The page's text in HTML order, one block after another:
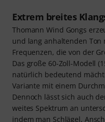
Extrem breites
Thomann Wind Gongs
und lang anhaltenden Ton
Frequenzen, die von der
Das große 60-Zoll-Modell
natürlich bedeutend
Variante mit einem
Dennoch lässt sich auch
weites Spektrum an
indem man Schlägel,